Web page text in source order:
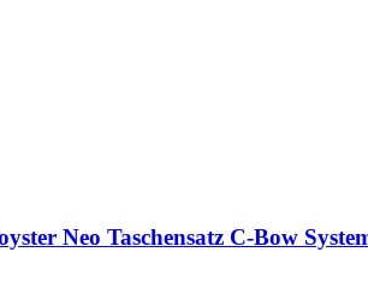
Neo Taschensatz C-Bow